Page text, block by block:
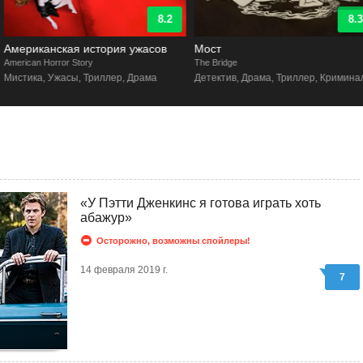
8.2
Американская история ужасов
American Horror Story
Мистика, Ужасы, Триллер, Драма
8.3
Мост
The Bridge
Детектив, Драма, Триллер, Криминал
«У Пэтти Дженкинс я готова играть хоть
абажур»
Осторожно, возможны спойлеры!
14 февраля 2019 г.
7